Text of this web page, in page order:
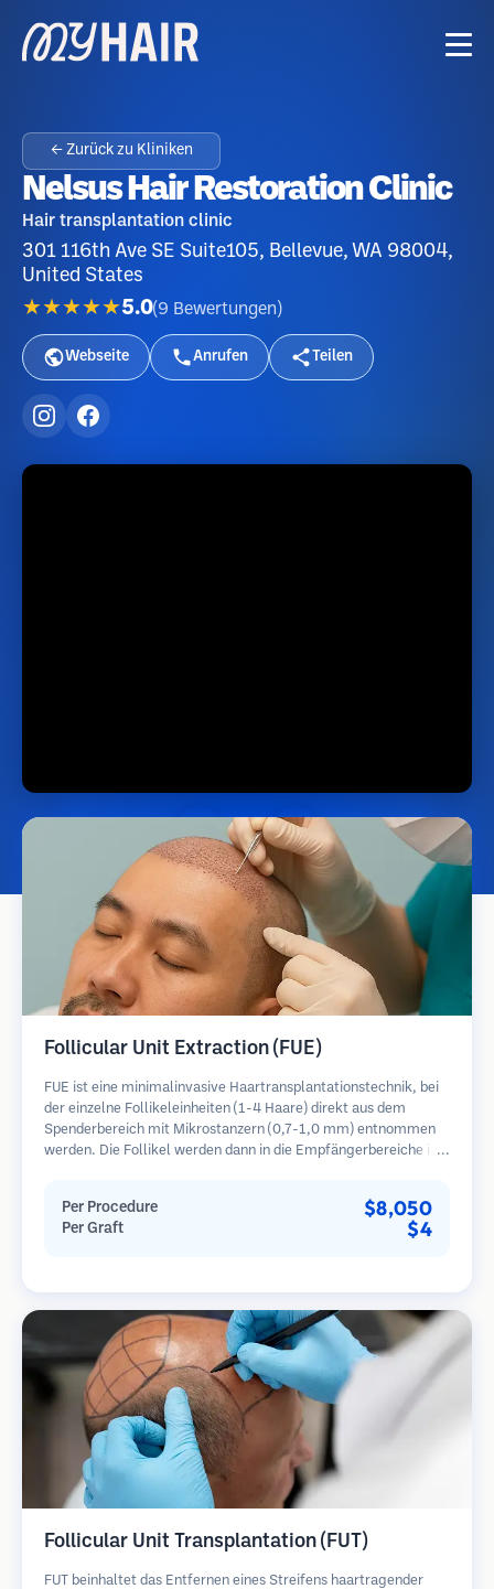
← Zurück zu Kliniken
Nelsus Hair Restoration Clinic
Hair transplantation clinic
301 116th Ave SE Suite105, Bellevue, WA 98004,
United States
★★★★★5.0(9 Bewertungen )
Webseite Anrufen Teilen
Follicular Unit Extraction (FUE)
FUE ist eine minimalinvasive Haartransplantationstechnik, bei
der einzelne Follikeleinheiten (1-4 Haare) direkt aus dem
Spenderbereich mit Mikrostanzern (0,7-1,0 mm) entnommen
werden. Die Follikel werden dann in die Empfängerbereiche in
im Vergleich zu Streifenentnahmemethoden.
Per Procedure $8,050
Per Graft $4
Follicular Unit Transplantation (FUT)
FUT beinhaltet das Entfernen eines Streifens haartragender